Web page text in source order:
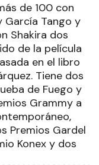
de 100 con
Tango y
Shakira dos
de la película
en el libro
Tiene dos
de Fuego y
Grammy a
Premios Gardel
Konex y dos